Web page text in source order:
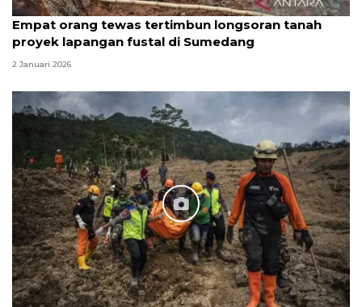
Empat orang tewas tertimbun longsoran tanah
proyek lapangan fustal di Sumedang
2 Januari 2026